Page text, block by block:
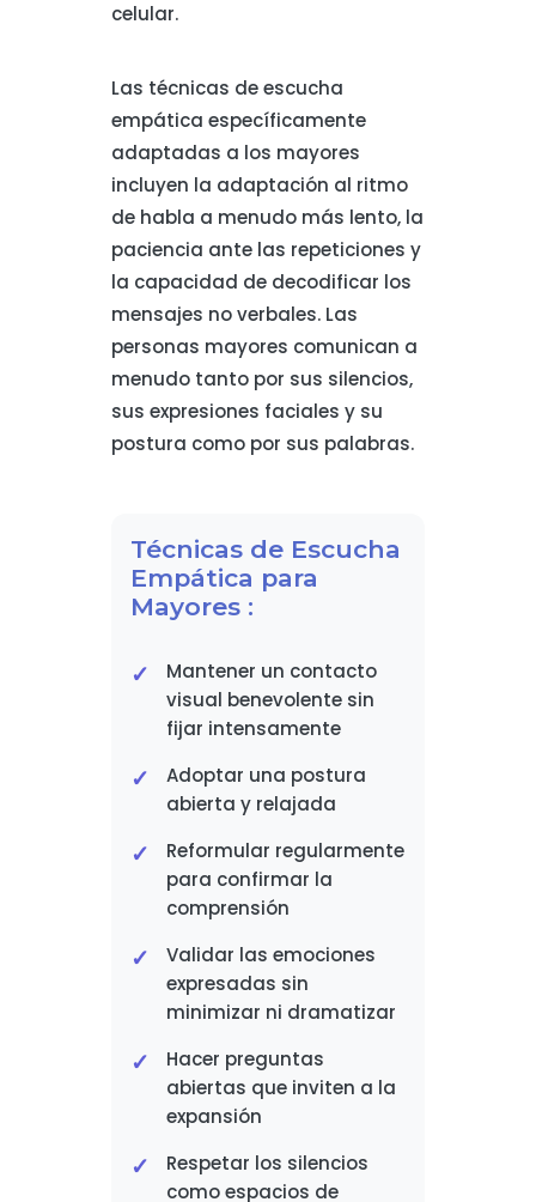
celular.
Las técnicas de escucha
empática específicamente
adaptadas a los mayores
incluyen la adaptación al ritmo
de habla a menudo más lento, la
paciencia ante las repeticiones y
la capacidad de decodificar los
mensajes no verbales. Las
personas mayores comunican a
menudo tanto por sus silencios,
sus expresiones faciales y su
postura como por sus palabras.
Técnicas de Escucha
Empática para
Mayores :
Mantener un contacto
visual benevolente sin
fijar intensamente
Adoptar una postura
abierta y relajada
Reformular regularmente
para confirmar la
comprensión
Validar las emociones
expresadas sin
minimizar ni dramatizar
Hacer preguntas
abiertas que inviten a la
expansión
Respetar los silencios
como espacios de